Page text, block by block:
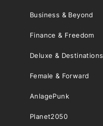
Business & Beyond
Finance & Freedom
Deluxe & Destinations
Female & Forward
AnlagePunk
Planet2050